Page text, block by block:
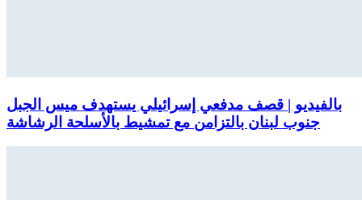
بالفيديو | قصف مدفعي إسرائيلي يستهدف ميس الجبل
جنوب لبنان بالتزامن مع تمشيط بالأسلحة الرشاشة